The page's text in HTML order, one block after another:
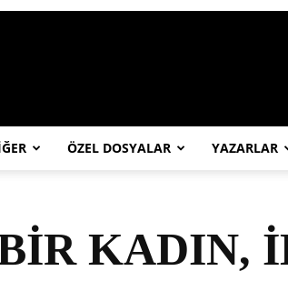
ÖZEL DOSYALAR YAZARLAR
KADIN,